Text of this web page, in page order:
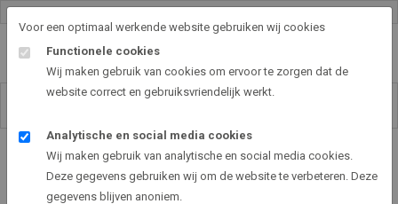
Voor een optimaal werkende website gebruiken wij cookies
Functionele cookies
Wij maken gebruik van cookies om ervoor te zorgen dat de
website correct en gebruiksvriendelijk werkt.
Analytische en social media cookies
Wij maken gebruik van analytische en social media cookies.
Deze gegevens gebruiken wij om de website te verbeteren. Deze
gegevens blijven anoniem.
Art2EXPO GallerySHOP - de leukste kunst cadeau ideeën
Doe-het-zelver